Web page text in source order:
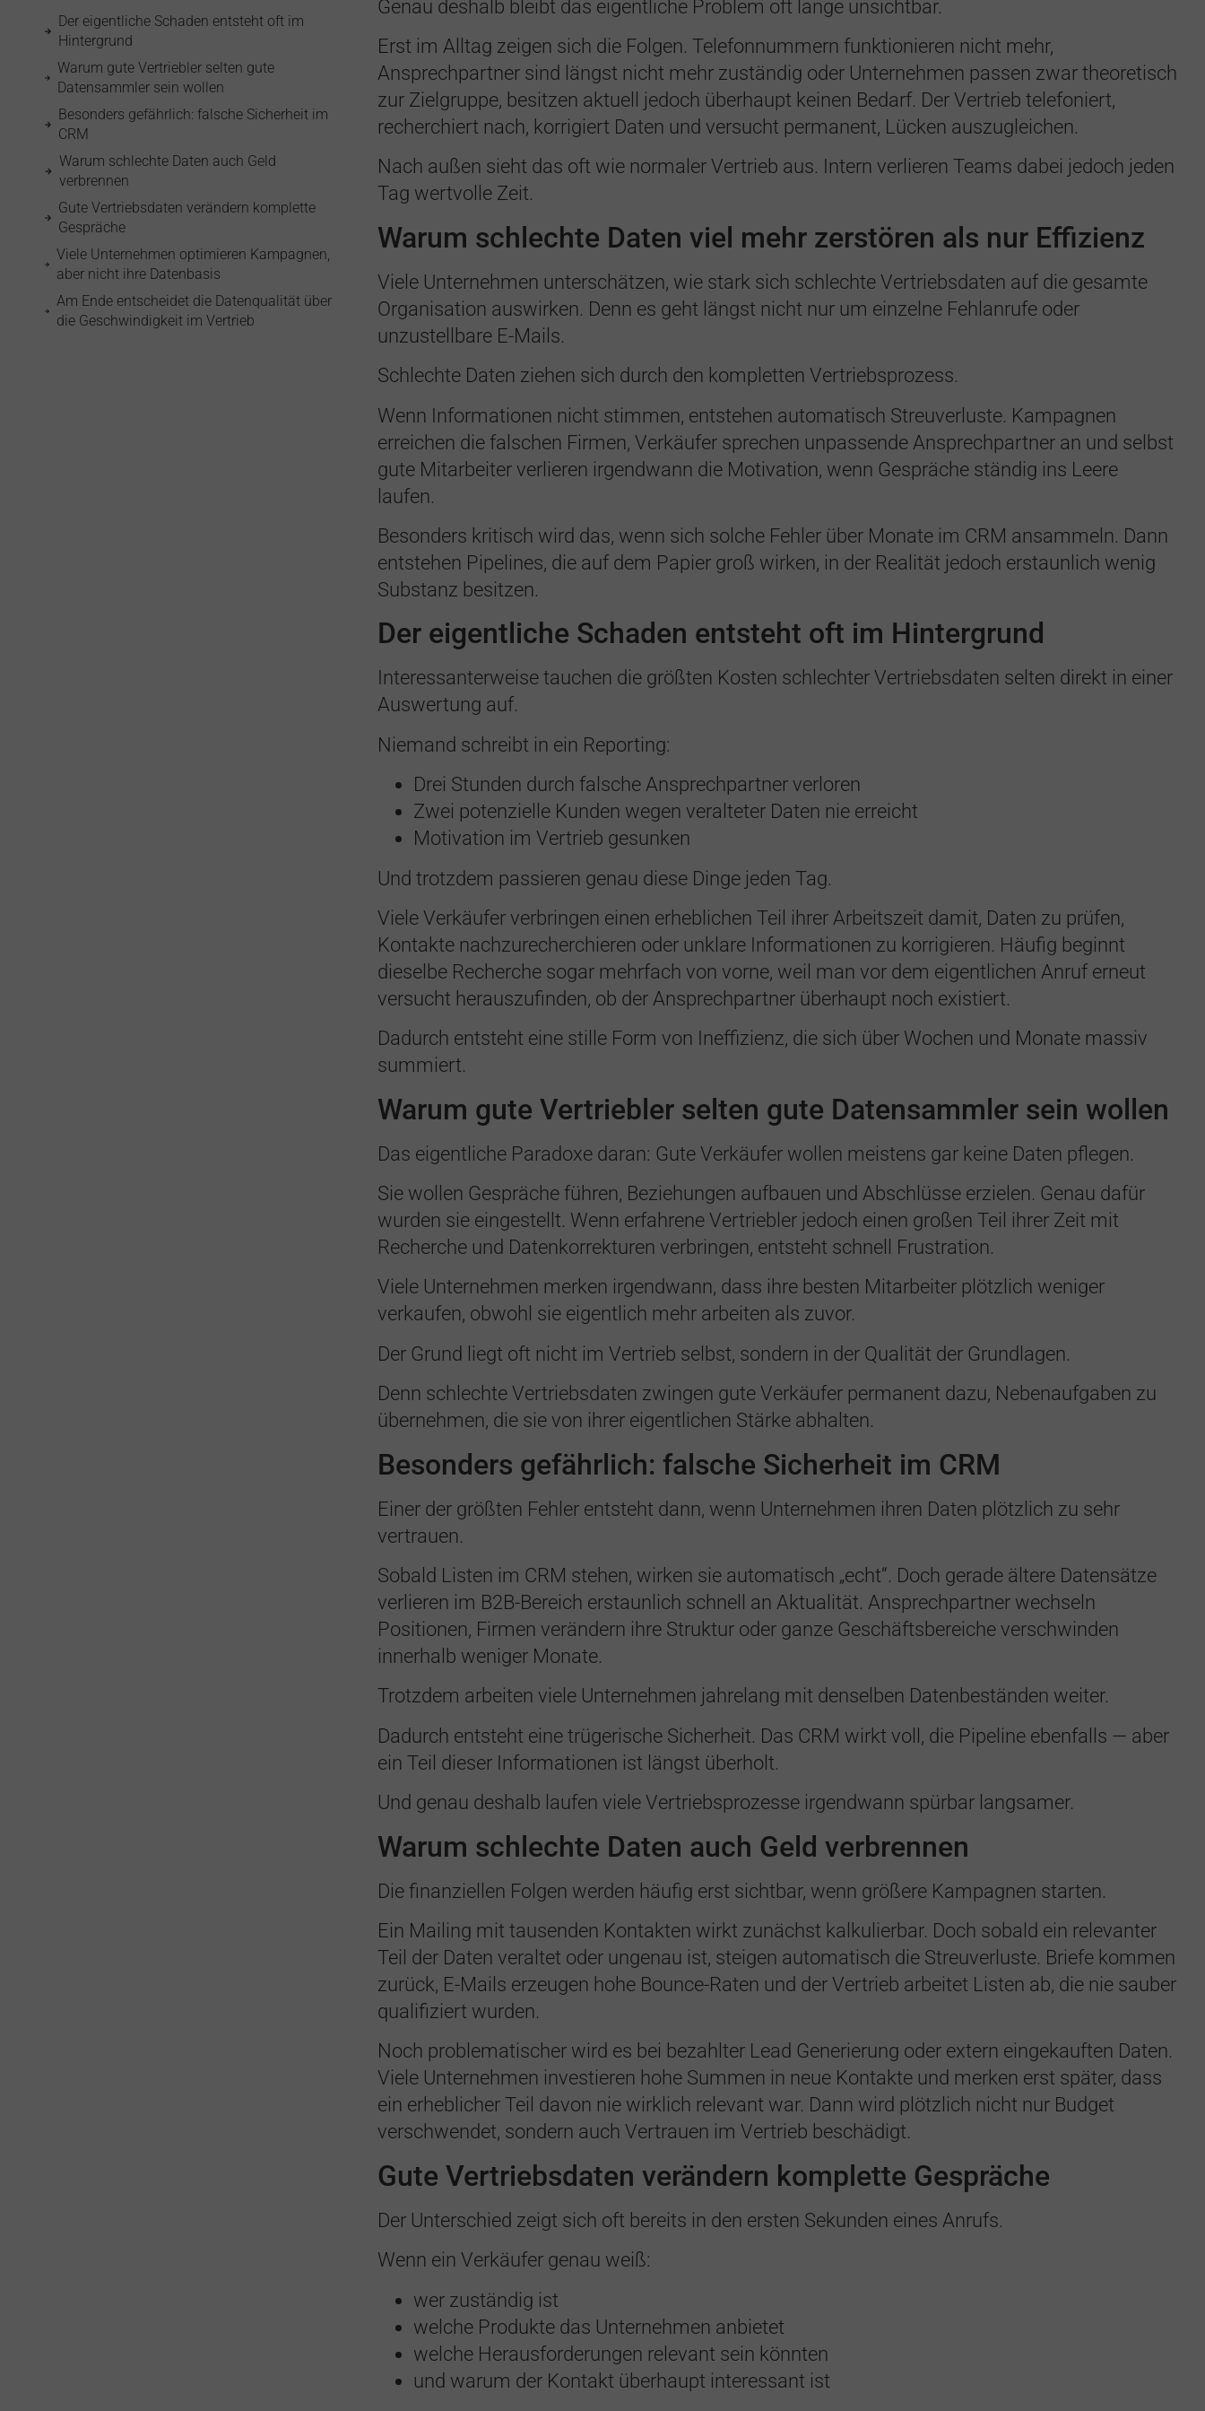
Der eigentliche Schaden entsteht oft im
Hintergrund
Warum gute Vertriebler selten gute
Datensammler sein wollen
Besonders gefährlich: falsche Sicherheit im
CRM
Warum schlechte Daten auch Geld
verbrennen
Gute Vertriebsdaten verändern komplette
Gespräche
Viele Unternehmen optimieren Kampagnen,
aber nicht ihre Datenbasis
Am Ende entscheidet die Datenqualität über
die Geschwindigkeit im Vertrieb
Genau deshalb bleibt das eigentliche Problem oft lange unsichtbar.
Erst im Alltag zeigen sich die Folgen. Telefonnummern funktionieren nicht mehr,
Ansprechpartner sind längst nicht mehr zuständig oder Unternehmen passen zwar theoretisch
zur Zielgruppe, besitzen aktuell jedoch überhaupt keinen Bedarf. Der Vertrieb telefoniert,
recherchiert nach, korrigiert Daten und versucht permanent, Lücken auszugleichen.
Nach außen sieht das oft wie normaler Vertrieb aus. Intern verlieren Teams dabei jedoch jeden
Tag wertvolle Zeit.
Warum schlechte Daten viel mehr zerstören als nur Effizienz
Viele Unternehmen unterschätzen, wie stark sich schlechte Vertriebsdaten auf die gesamte
Organisation auswirken. Denn es geht längst nicht nur um einzelne Fehlanrufe oder
unzustellbare E-Mails.
Schlechte Daten ziehen sich durch den kompletten Vertriebsprozess.
Wenn Informationen nicht stimmen, entstehen automatisch Streuverluste. Kampagnen
erreichen die falschen Firmen, Verkäufer sprechen unpassende Ansprechpartner an und selbst
gute Mitarbeiter verlieren irgendwann die Motivation, wenn Gespräche ständig ins Leere
laufen.
Besonders kritisch wird das, wenn sich solche Fehler über Monate im CRM ansammeln. Dann
entstehen Pipelines, die auf dem Papier groß wirken, in der Realität jedoch erstaunlich wenig
Substanz besitzen.
Der eigentliche Schaden entsteht oft im Hintergrund
Interessanterweise tauchen die größten Kosten schlechter Vertriebsdaten selten direkt in einer
Auswertung auf.
Niemand schreibt in ein Reporting:
Drei Stunden durch falsche Ansprechpartner verloren
Zwei potenzielle Kunden wegen veralteter Daten nie erreicht
Motivation im Vertrieb gesunken
Und trotzdem passieren genau diese Dinge jeden Tag.
Viele Verkäufer verbringen einen erheblichen Teil ihrer Arbeitszeit damit, Daten zu prüfen,
Kontakte nachzurecherchieren oder unklare Informationen zu korrigieren. Häufig beginnt
dieselbe Recherche sogar mehrfach von vorne, weil man vor dem eigentlichen Anruf erneut
versucht herauszufinden, ob der Ansprechpartner überhaupt noch existiert.
Dadurch entsteht eine stille Form von Ineffizienz, die sich über Wochen und Monate massiv
summiert.
Warum gute Vertriebler selten gute Datensammler sein wollen
Das eigentliche Paradoxe daran: Gute Verkäufer wollen meistens gar keine Daten pflegen.
Sie wollen Gespräche führen, Beziehungen aufbauen und Abschlüsse erzielen. Genau dafür
wurden sie eingestellt. Wenn erfahrene Vertriebler jedoch einen großen Teil ihrer Zeit mit
Recherche und Datenkorrekturen verbringen, entsteht schnell Frustration.
Viele Unternehmen merken irgendwann, dass ihre besten Mitarbeiter plötzlich weniger
verkaufen, obwohl sie eigentlich mehr arbeiten als zuvor.
Der Grund liegt oft nicht im Vertrieb selbst, sondern in der Qualität der Grundlagen.
Denn schlechte Vertriebsdaten zwingen gute Verkäufer permanent dazu, Nebenaufgaben zu
übernehmen, die sie von ihrer eigentlichen Stärke abhalten.
Besonders gefährlich: falsche Sicherheit im CRM
Einer der größten Fehler entsteht dann, wenn Unternehmen ihren Daten plötzlich zu sehr
vertrauen.
Sobald Listen im CRM stehen, wirken sie automatisch „echt“. Doch gerade ältere Datensätze
verlieren im B2B-Bereich erstaunlich schnell an Aktualität. Ansprechpartner wechseln
Positionen, Firmen verändern ihre Struktur oder ganze Geschäftsbereiche verschwinden
innerhalb weniger Monate.
Trotzdem arbeiten viele Unternehmen jahrelang mit denselben Datenbeständen weiter.
Dadurch entsteht eine trügerische Sicherheit. Das CRM wirkt voll, die Pipeline ebenfalls — aber
ein Teil dieser Informationen ist längst überholt.
Und genau deshalb laufen viele Vertriebsprozesse irgendwann spürbar langsamer.
Warum schlechte Daten auch Geld verbrennen
Die finanziellen Folgen werden häufig erst sichtbar, wenn größere Kampagnen starten.
Ein Mailing mit tausenden Kontakten wirkt zunächst kalkulierbar. Doch sobald ein relevanter
Teil der Daten veraltet oder ungenau ist, steigen automatisch die Streuverluste. Briefe kommen
zurück, E-Mails erzeugen hohe Bounce-Raten und der Vertrieb arbeitet Listen ab, die nie sauber
qualifiziert wurden.
Noch problematischer wird es bei bezahlter Lead Generierung oder extern eingekauften Daten.
Viele Unternehmen investieren hohe Summen in neue Kontakte und merken erst später, dass
ein erheblicher Teil davon nie wirklich relevant war. Dann wird plötzlich nicht nur Budget
verschwendet, sondern auch Vertrauen im Vertrieb beschädigt.
Gute Vertriebsdaten verändern komplette Gespräche
Der Unterschied zeigt sich oft bereits in den ersten Sekunden eines Anrufs.
Wenn ein Verkäufer genau weiß:
wer zuständig ist
welche Produkte das Unternehmen anbietet
welche Herausforderungen relevant sein könnten
und warum der Kontakt überhaupt interessant ist